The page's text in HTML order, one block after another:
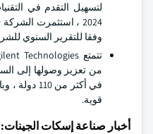
لتسهيل التقدم في
وفقا للتقرير السنوي
في أكثر من
قوية.
أخبار صناعة إسكات الجينات: